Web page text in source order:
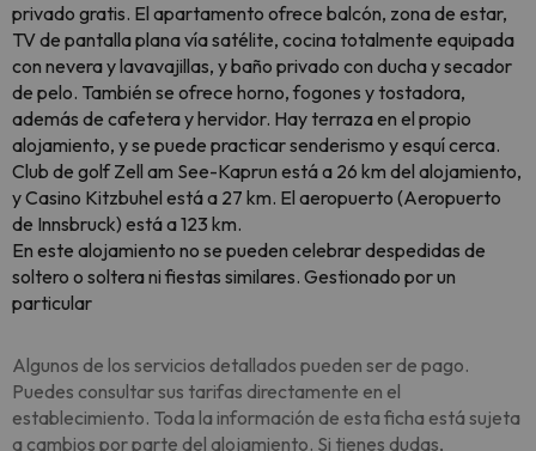
privado gratis. El apartamento ofrece balcón, zona de estar,
TV de pantalla plana vía satélite, cocina totalmente equipada
con nevera y lavavajillas, y baño privado con ducha y secador
de pelo. También se ofrece horno, fogones y tostadora,
además de cafetera y hervidor. Hay terraza en el propio
alojamiento, y se puede practicar senderismo y esquí cerca.
Club de golf Zell am See-Kaprun está a 26 km del alojamiento,
y Casino Kitzbuhel está a 27 km. El aeropuerto (Aeropuerto
de Innsbruck) está a 123 km.
En este alojamiento no se pueden celebrar despedidas de
soltero o soltera ni fiestas similares. Gestionado por un
particular
Algunos de los servicios detallados pueden ser de pago.
Puedes consultar sus tarifas directamente en el
establecimiento. Toda la información de esta ficha está sujeta
a cambios por parte del alojamiento. Si tienes dudas,